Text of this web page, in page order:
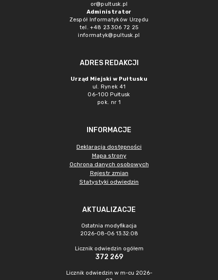
or@pultusk.pl
Administrator
Zespół Informatyków Urzędu
tel. +48 23 306 72 25
informatyk@pultusk.pl
ADRES REDAKCJI
Urząd Miejski w Pułtusku
ul. Rynek 41
06-100 Pułtusk
pok. nr 1
INFORMACJE
Deklaracja dostępności
Mapa strony
Ochrona danych osobowych
Rejestr zmian
Statystyki odwiedzin
AKTUALIZACJE
Ostatnia modyfikacja
2026-08-06 13:32:08
Licznik odwiedzin ogółem
372 269
Licznik odwiedzin w m-cu 2026-